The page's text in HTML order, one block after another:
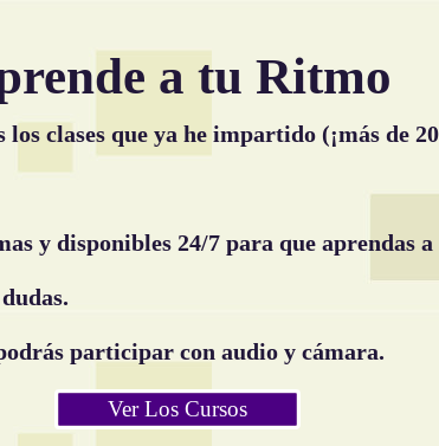
a tu Ritmo
clases que ya he impartido (¡más de
y disponibles 24/7 para que aprendas
participar con audio y cámara.
Ver Los Cursos